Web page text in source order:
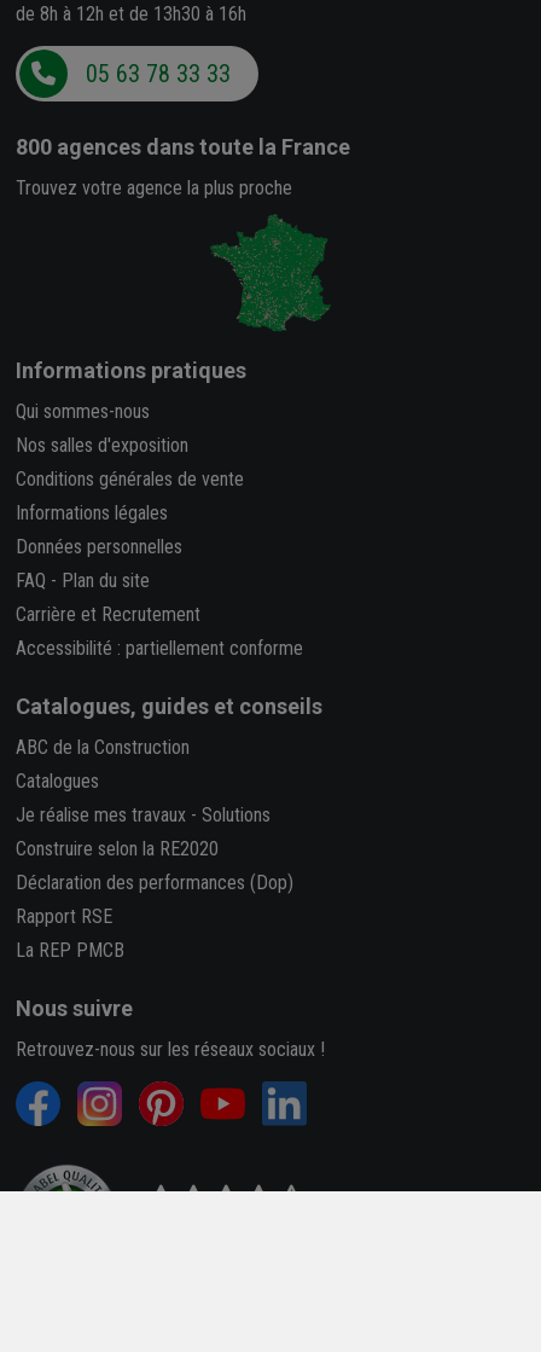
de 8h à 12h et de 13h30 à 16h
05 63 78 33 33
800 agences dans toute la France
Trouvez votre agence la plus proche
Informations pratiques
Qui sommes-nous
Nos salles d'exposition
Conditions générales de vente
Informations légales
Données personnelles
FAQ - Plan du site
Carrière et Recrutement
Accessibilité : partiellement conforme
Catalogues, guides et conseils
ABC de la Construction
Catalogues
Je réalise mes travaux - Solutions
Construire selon la RE2020
Déclaration des performances (Dop)
Rapport RSE
La REP PMCB
Nous suivre
Retrouvez-nous sur les réseaux sociaux !